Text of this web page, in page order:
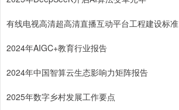
有线电视高清超高清直播互动平台工程建设标准
2024年AIGC+教育行业报告
2024年中国智算云生态影响力矩阵报告
2025年数字乡村发展工作要点